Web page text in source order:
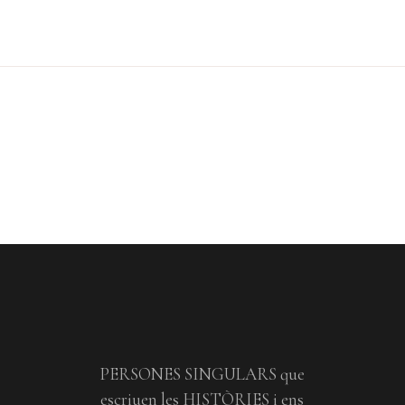
PERSONES SINGULARS que
escriuen les HISTÒRIES i ens